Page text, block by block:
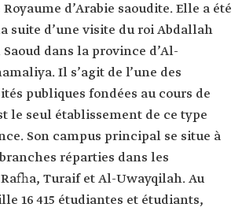
d’Arabie saoudite. Elle a été
suite d’une visite du roi Abdallah
dans la province d’Al-
Il s’agit de l’une des
publiques fondées au cours de
le seul établissement de ce type
Son campus principal se situe à
réparties dans les
Turaif et Al-Uwayqilah. Au
16 415 étudiantes et étudiants,